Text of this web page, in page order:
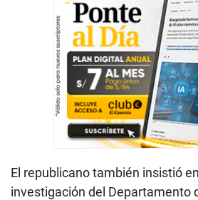
El republicano también insistió
investigación del Departamento